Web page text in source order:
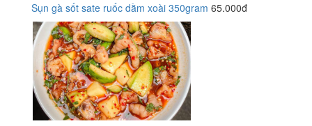
Sụn gà sốt sate ruốc dằm xoài 350gram 65.000đ